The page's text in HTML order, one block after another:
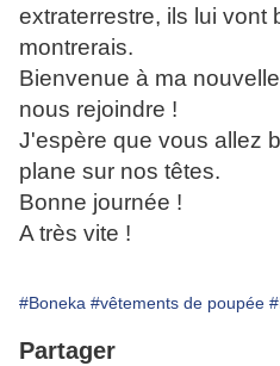
extraterrestre, ils lui vont
montrerais.
Bienvenue à ma
nous rejoindre !
J'espère que vous allez
plane sur nos têtes.
Bonne journée !
A très vite !
#Boneka #vêtements de poupée
Partager